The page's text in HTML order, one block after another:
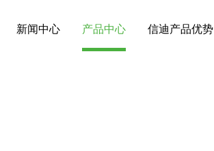
新闻中心 产品中心 信迪产品优势